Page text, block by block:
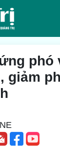
phó
giảm